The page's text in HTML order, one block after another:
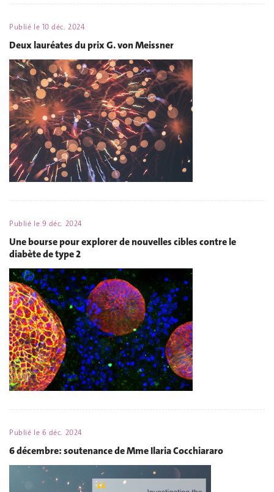
Publié le 10 déc. 2024
Deux lauréates du prix G. von Meissner
Publié le 9 déc. 2024
Une bourse pour explorer de nouvelles cibles contre le
diabète de type 2
Publié le 6 déc. 2024
6 décembre: soutenance de Mme Ilaria Cocchiararo